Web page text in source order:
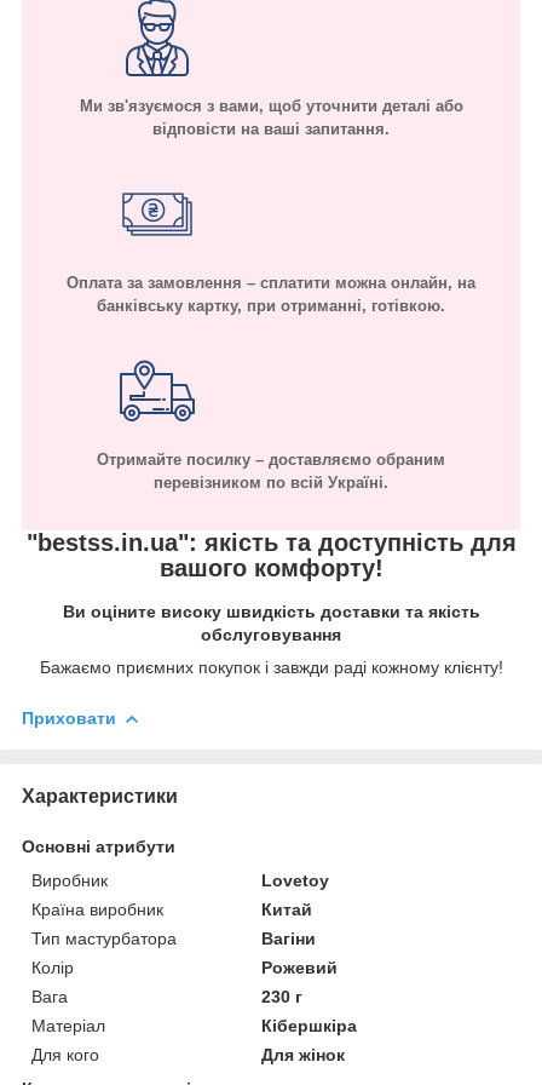
Ми зв'язуємося з вами, щоб уточнити деталі або
відповісти на ваші запитання.
Оплата за замовлення – сплатити можна онлайн, на
банківську картку, при отриманні, готівкою.
Отримайте посилку – доставляємо обраним
перевізником по всій Україні.
"bestss.in.ua": якість та доступність для
вашого комфорту!
Ви оціните високу швидкість доставки та якість
обслуговування
Бажаємо приємних покупок і завжди раді кожному клієнту!
Приховати
Характеристики
Основні атрибути
Виробник
Lovetoy
Країна виробник
Китай
Тип мастурбатора
Вагіни
Колір
Рожевий
Вага
230 г
Матеріал
Кібершкіра
Для кого
Для жінок